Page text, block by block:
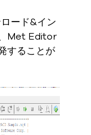
ード&イン
Met Editor
することが